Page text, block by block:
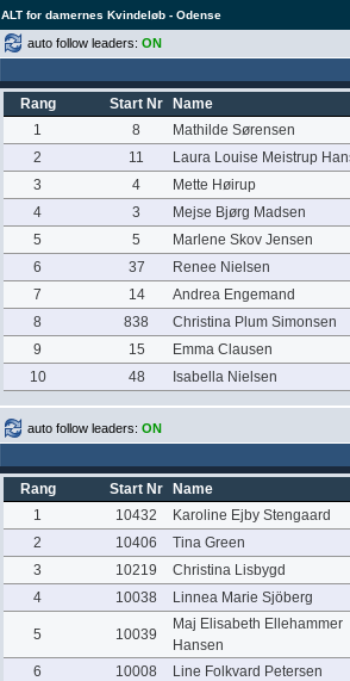
ALT for damernes Kvindeløb - Odense
auto follow leaders: ON
Rang Start Nr
Name
1
8
Mathilde Sørensen
2
11
Laura Louise Meistrup
3
4
Mette Høirup
4
3
Mejse Bjørg Madsen
5
5
Marlene Skov Jensen
6
37
Renee Nielsen
7
14
Andrea Engemand
8
838
Christina Plum Simonsen
9
15
Emma Clausen
10
48 Isabella Nielsen
auto follow leaders: ON
Rang Start Nr
Name
1
10432
Karoline Ejby Stengaard
2
10406
Tina Green
3
10219
Christina Lisbygd
4
10038 Linnea Marie Sjöberg
5 10039
Maj Elisabeth Ellehammer
Hansen
6
10008
Line Folkvard Petersen